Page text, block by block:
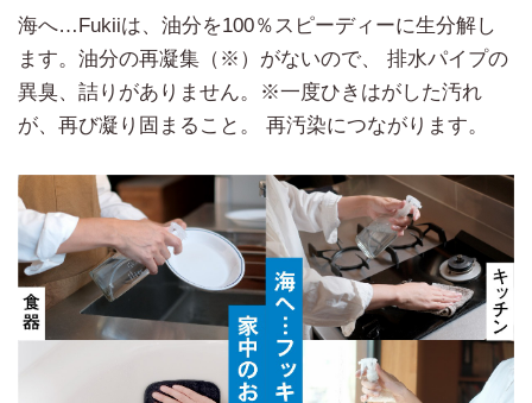
海へ…Fukiiは、油分を100％スピーディーに生分解し
ます。油分の再凝集（※）がないので、 排水パイプの
異臭、詰りがありません。※一度ひきはがした汚れ
が、再び凝り固まること。 再汚染につながります。